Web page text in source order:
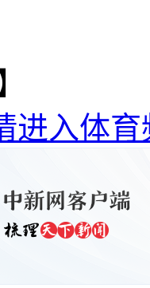
进入体育